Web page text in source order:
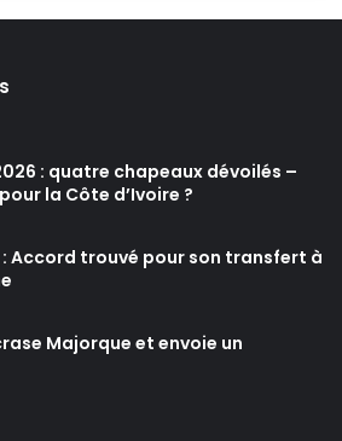
: quatre chapeaux dévoilés –
la Côte d’Ivoire ?
Accord trouvé pour son transfert à
Majorque et envoie un